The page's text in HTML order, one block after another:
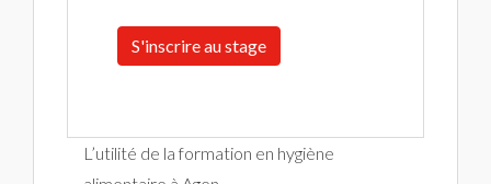
S'inscrire au stage
L’utilité de la formation en hygiène